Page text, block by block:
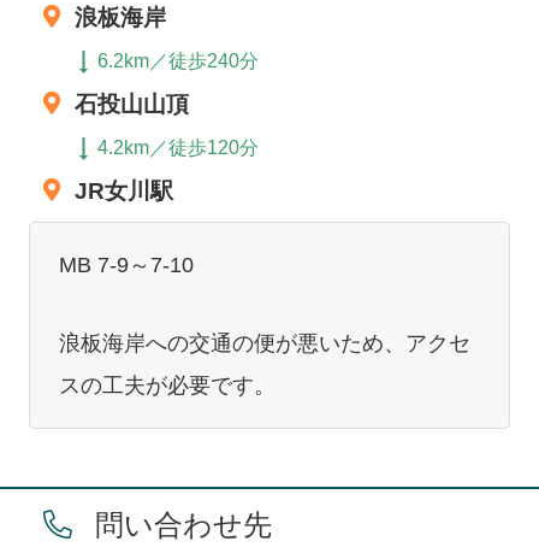
浪板海岸
6.2km／徒歩240分
石投山山頂
4.2km／徒歩120分
JR女川駅
MB 7-9～7-10
浪板海岸への交通の便が悪いため、アクセ
スの工夫が必要です。
問い合わせ先